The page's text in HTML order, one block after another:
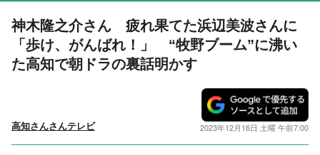
神木隆之介さん 疲れ果てた浜辺美波さんに
「歩け、がんばれ！」 “牧野ブーム”に沸い
た高知で朝ドラの裏話明かす
高知さんさんテレビ 2023年12月16日 土曜 午前7:00